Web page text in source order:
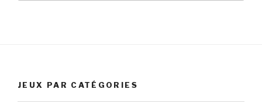
JEUX PAR CATÉGORIES